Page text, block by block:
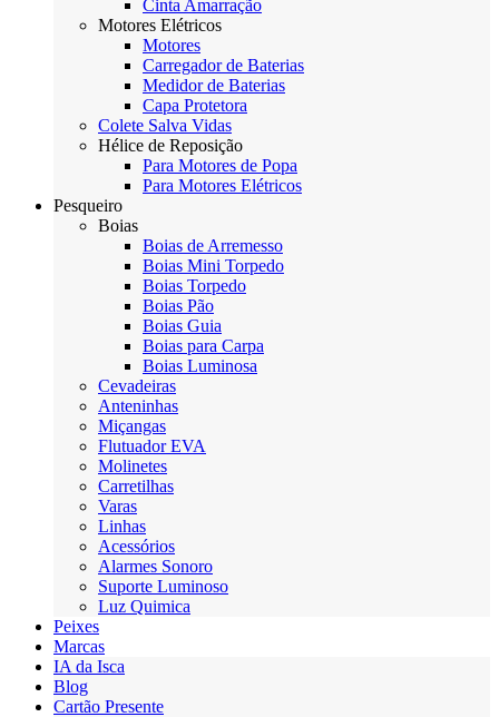
Cinta Amarração
Motores Elétricos
Motores
Carregador de Baterias
Medidor de Baterias
Capa Protetora
Colete Salva Vidas
Hélice de Reposição
Para Motores de Popa
Para Motores Elétricos
Pesqueiro
Boias
Boias de Arremesso
Boias Mini Torpedo
Boias Torpedo
Boias Pão
Boias Guia
Boias para Carpa
Boias Luminosa
Cevadeiras
Anteninhas
Miçangas
Flutuador EVA
Molinetes
Carretilhas
Varas
Linhas
Acessórios
Alarmes Sonoro
Suporte Luminoso
Luz Quimica
Peixes
Marcas
IA da Isca
Blog
Cartão Presente